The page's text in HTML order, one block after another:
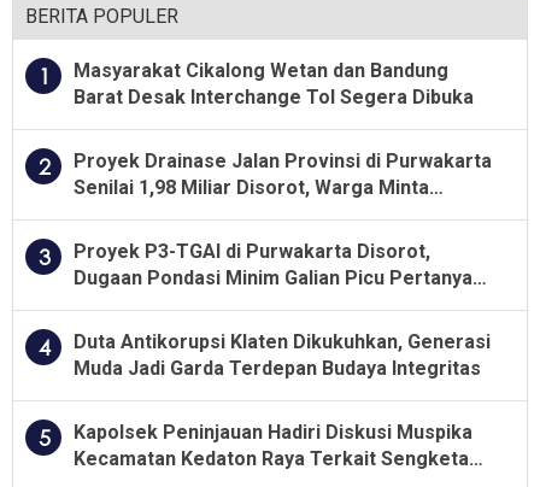
BERITA POPULER
1
Masyarakat Cikalong Wetan dan Bandung
Barat Desak Interchange Tol Segera Dibuka
2
Proyek Drainase Jalan Provinsi di Purwakarta
Senilai 1,98 Miliar Disorot, Warga Minta
3
Proyek P3-TGAI di Purwakarta Disorot,
Dugaan Pondasi Minim Galian Picu Pertanyaan
4
Duta Antikorupsi Klaten Dikukuhkan, Generasi
Muda Jadi Garda Terdepan Budaya Integritas
5
Kapolsek Peninjauan Hadiri Diskusi Muspika
Kecamatan Kedaton Raya Terkait Sengketa